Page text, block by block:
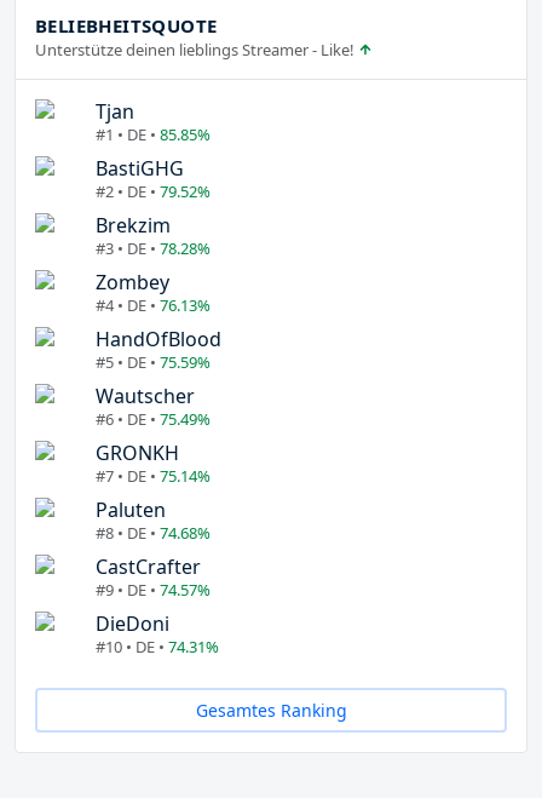
BELIEBHEITSQUOTE
Unterstütze deinen lieblings Streamer - Like!
Tjan
#1 • DE • 85.85%
BastiGHG
#2 • DE • 79.52%
Brekzim
#3 • DE • 78.28%
Zombey
#4 • DE • 76.13%
HandOfBlood
#5 • DE • 75.59%
Wautscher
#6 • DE • 75.49%
GRONKH
#7 • DE • 75.14%
Paluten
#8 • DE • 74.68%
CastCrafter
#9 • DE • 74.57%
DieDoni
#10 • DE • 74.31%
Gesamtes Ranking